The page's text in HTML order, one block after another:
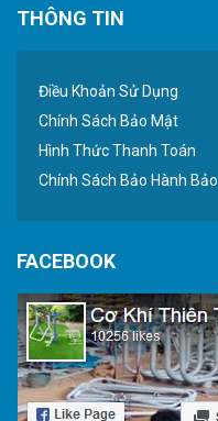
THÔNG TIN
Điều Khoản Sử Dụng
Chính Sách Bảo Mật
Hình Thức Thanh Toán
Chính Sách Bảo Hành
FACEBOOK